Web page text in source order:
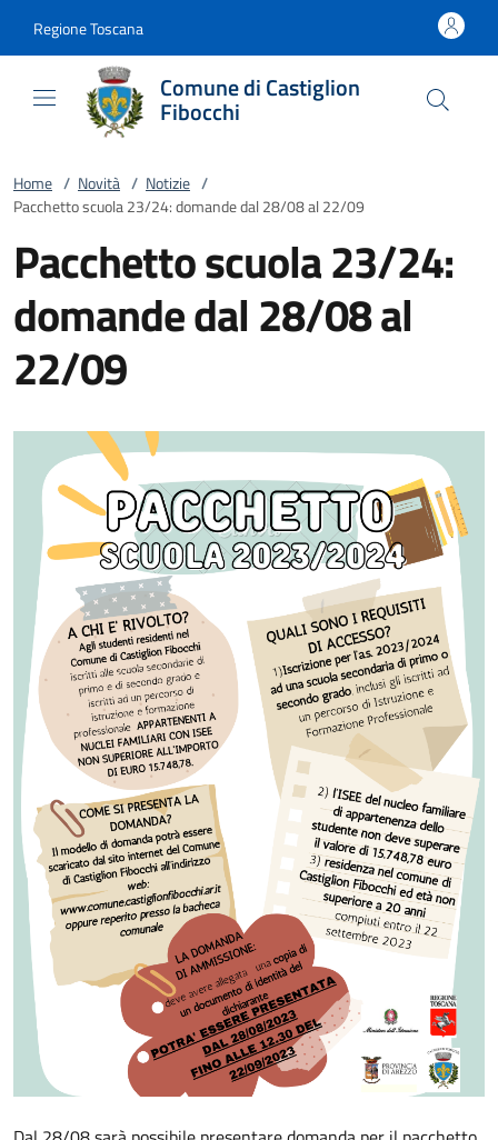
Regione Toscana
Comune di Castiglion
Fibocchi
Home / Novità / Notizie /
Pacchetto scuola 23/24: domande dal 28/08 al 22/09
Pacchetto scuola 23/24:
domande dal 28/08 al
22/09